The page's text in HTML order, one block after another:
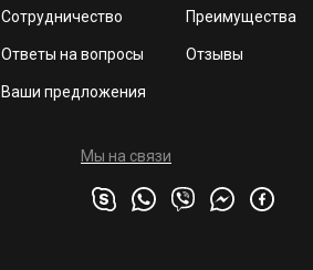
Сотрудничество
Ответы на вопросы
Ваши предложения
Преимущества
Отзывы
Мы на связи